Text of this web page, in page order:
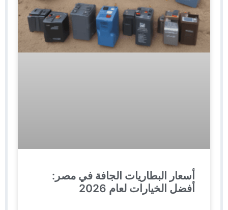
أسعار البطاريات الجافة في مصر:
أفضل الخيارات لعام 2026